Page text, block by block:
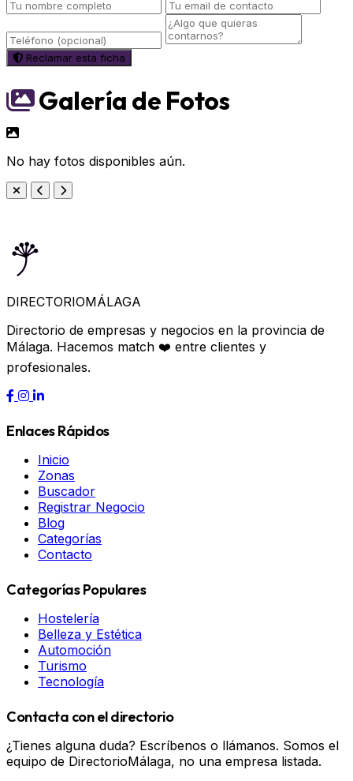
Reclamar esta ficha
Galería de Fotos
No hay fotos disponibles aún.
DIRECTORIOMÁLAGA
Directorio de empresas y negocios en la provincia de
Málaga. Hacemos match ❤️ entre clientes y
profesionales.
Enlaces Rápidos
Inicio
Zonas
Buscador
Registrar Negocio
Blog
Categorías
Contacto
Categorías Populares
Hostelería
Belleza y Estética
Automoción
Turismo
Tecnología
Contacta con el directorio
¿Tienes alguna duda? Escríbenos o llámanos. Somos el
equipo de DirectorioMálaga, no una empresa listada.